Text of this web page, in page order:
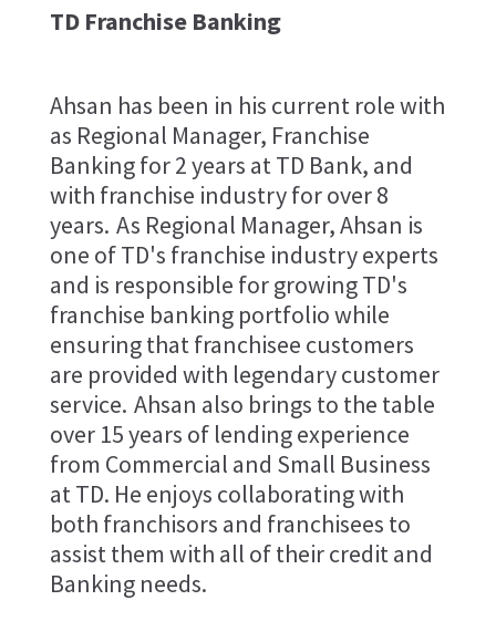
TD Franchise Banking
Ahsan has been in his current role with
as Regional Manager, Franchise
Banking for 2 years at TD Bank, and
with franchise industry for over 8
years. As Regional Manager, Ahsan is
one of TD's franchise industry experts
and is responsible for growing TD's
franchise banking portfolio while
ensuring that franchisee customers
are provided with legendary customer
service. Ahsan also brings to the table
over 15 years of lending experience
from Commercial and Small Business
at TD. He enjoys collaborating with
both franchisors and franchisees to
assist them with all of their credit and
Banking needs.